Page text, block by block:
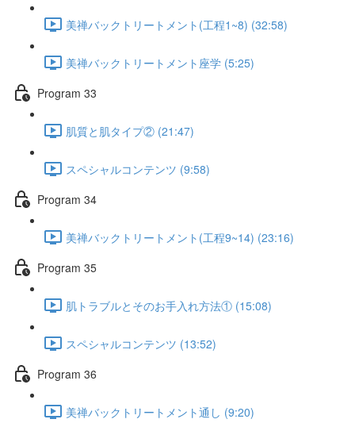
美禅バックトリートメント(工程1~8) (32:58)
美禅バックトリートメント座学 (5:25)
Program 33
肌質と肌タイプ② (21:47)
スペシャルコンテンツ (9:58)
Program 34
美禅バックトリートメント(工程9~14) (23:16)
Program 35
肌トラブルとそのお手入れ方法① (15:08)
スペシャルコンテンツ (13:52)
Program 36
美禅バックトリートメント通し (9:20)